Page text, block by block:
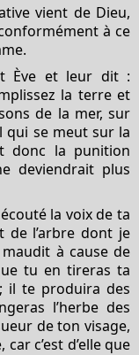
vient de Dieu,
à ce
Ève et leur dit :
la terre et
de la mer, sur
qui se meut sur la
donc la punition
deviendrait plus
la voix de ta
l’arbre dont je
à cause de
tu en tireras ta
il te produira des
l’herbe des
de ton visage,
c’est d’elle que